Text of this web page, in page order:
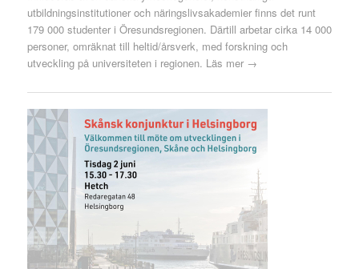
utbildningsinstitutioner och näringslivsakademier finns det runt
179 000 studenter i Öresundsregionen. Därtill arbetar cirka 14 000
personer, omräknat till heltid/årsverk, med forskning och
utveckling på universiteten i regionen. Läs mer →